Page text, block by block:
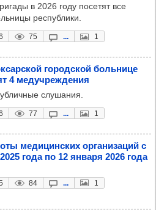
в 2026 году посетят все
республики.
75 ... 1
город­ской боль­нице
4 медуч­реж­де­ния
слушания.
77 ... 1
меди­цин­ских орга­ни­за­ций с
года по 12 января 2026 года
84 ... 1